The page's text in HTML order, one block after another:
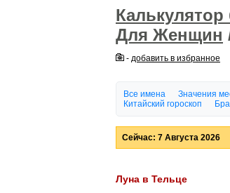
Для Женщин
- добавить в избранное
Все имена Значения
Китайский гороскоп
Сейчас: 7 Августа 2026
Луна в Тельце